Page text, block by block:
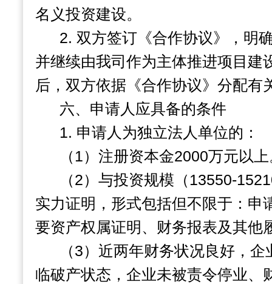
名义投资建设。
2. 双方签订《合作协议》，明
并继续由我司作为主体推进项目建
后，双方依据《合作协议》分配有
六、申请人应具备的条件
1. 申请人为独立法人单位的：
（ 1）注册资本金2000万元以上
（2）与投资规模（ 13550-
实力证明，形式包括但不限于：申
要资产权属证明、财务报表及其他
（3）近两年财务状况良好，
临破产状态，企业未被责令停业、